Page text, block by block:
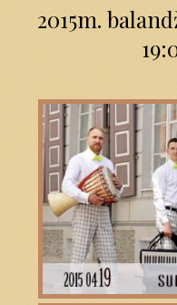
2015m.